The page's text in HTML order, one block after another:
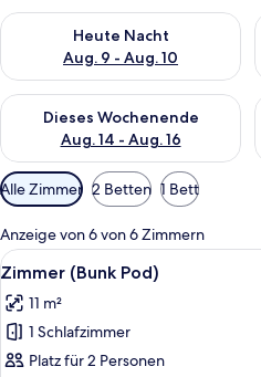
Heute Nacht
Aug. 9 - Aug. 10
Überprüfe die Verfügbarkeit für
Dieses Wochenende
Aug. 14 - Aug. 16
Überprüfe die Verfügbarkeit für
Verfügbare
Filter
für
Zimmer
Alle Zimmer 2 Betten 1 Bett
Anzeige von 6 von 6 Zimmern
Alle
Fotos
für
Zimmer
(Bunk
10
Zimmer (Bunk Pod)
11 m²
1 Schlafzimmer
Platz für 2 Personen